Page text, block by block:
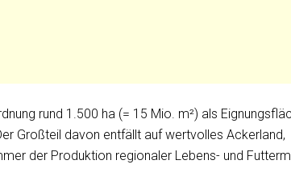
rund 1.500 ha (= 15 Mio. m²) als
Großteil davon entfällt auf wertvolles Ackerland,
der Produktion regionaler Lebens- und